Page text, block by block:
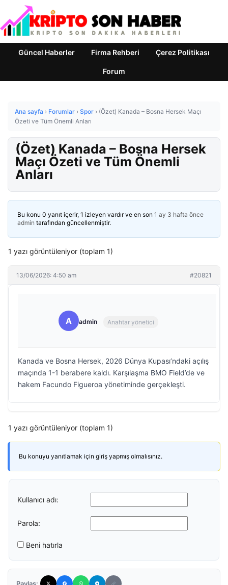
Güncel Haberler Firma Rehberi Çerez Politikası
Forum
Ana sayfa › Forumlar › Spor › (Özet) Kanada – Bosna Hersek Maçı
Özeti ve Tüm Önemli Anları
(Özet) Kanada – Bosna Hersek
Maçı Özeti ve Tüm Önemli
Anları
Bu konu 0 yanıt içerir, 1 izleyen vardır ve en son 1 ay 3 hafta önce
admin tarafından güncellenmiştir.
1 yazı görüntüleniyor (toplam 1)
13/06/2026: 4:50 am #20821
A admin Anahtar yönetici
Kanada ve Bosna Hersek, 2026 Dünya Kupası’ndaki açılış
maçında 1-1 berabere kaldı. Karşılaşma BMO Field’de ve
hakem Facundo Figueroa yönetiminde gerçekleşti.
1 yazı görüntüleniyor (toplam 1)
Bu konuyu yanıtlamak için giriş yapmış olmalısınız.
Kullanıcı adı:
Parola:
Beni hatırla